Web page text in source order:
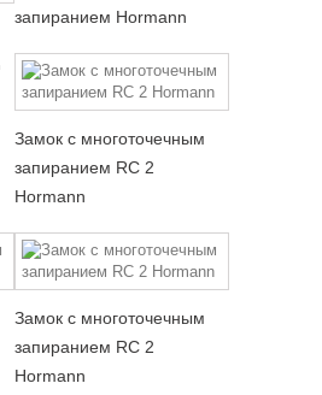
запиранием Hormann
Замок с многоточечным
запиранием RC 2
Hormann
Замок с многоточечным
запиранием RC 2
Hormann